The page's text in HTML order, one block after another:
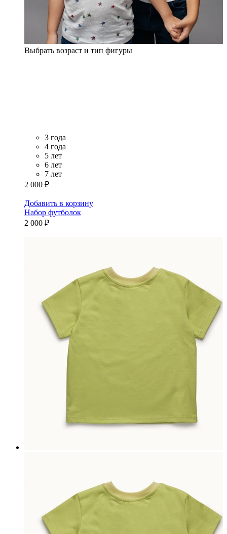
Выбрать возраст и тип фигуры
3 года
4 года
5 лет
6 лет
7 лет
2 000 ₽
Добавить в корзину
Набор футболок
2 000 ₽